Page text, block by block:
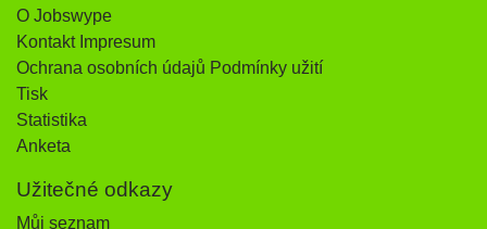
O Jobswype
Kontakt Impresum
Ochrana osobních údajů Podmínky užití
Tisk
Statistika
Anketa
Užitečné odkazy
Můj seznam